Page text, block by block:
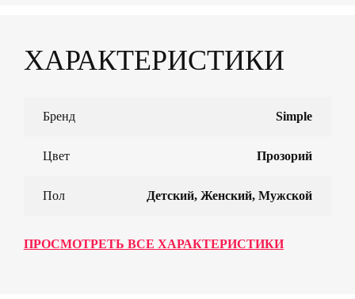
ХАРАКТЕРИСТИКИ
Бренд Simple
Цвет Прозорий
Пол Детский, Женский, Мужской
ПРОСМОТРЕТЬ ВСЕ ХАРАКТЕРИСТИКИ